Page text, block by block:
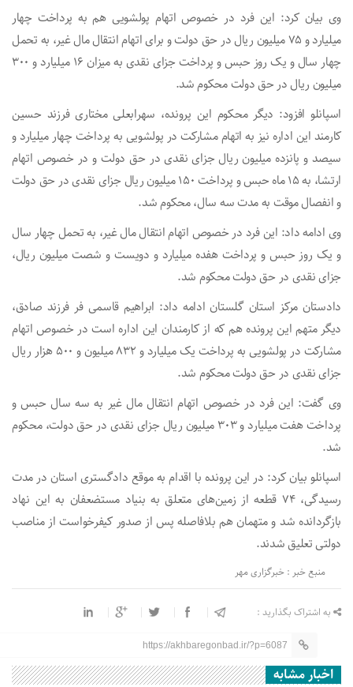
وی بیان کرد: این فرد در خصوص اتهام پولشویی هم به پرداخت چهار
میلیارد و ۷۵ میلیون ریال در حق دولت و برای اتهام انتقال مال غیر، به تحمل
چهار سال و یک روز حبس و پرداخت جزای نقدی به میزان ۱۶ میلیارد و ۳۰۰
میلیون ریال در حق دولت محکوم شد.
اسپانلو افزود: دیگر محکوم این پرونده، سهرابعلی مختاری فرزند حسین
کارمند این اداره نیز به اتهام مشارکت در پولشویی به پرداخت چهار میلیارد و
سیصد و پانزده میلیون ریال جزای نقدی در حق دولت و در خصوص اتهام
ارتشا، به ۱۵ ماه حبس و پرداخت ۱۵۰ میلیون ریال جزای نقدی در حق دولت
و انفصال موقت به مدت سه سال، محکوم شد.
وی ادامه داد: این فرد در خصوص اتهام انتقال مال غیر، به تحمل چهار سال
و یک روز حبس و پرداخت هفده میلیارد و دویست و شصت میلیون ریال،
جزای نقدی در حق دولت محکوم شد.
دادستان مرکز استان گلستان ادامه داد: ابراهیم قاسمی فر فرزند صادق،
دیگر متهم این پرونده هم که از کارمندان این اداره است در خصوص اتهام
مشارکت در پولشویی به پرداخت یک میلیارد و ۸۳۲ میلیون و ۵۰۰ هزار ریال
جزای نقدی در حق دولت محکوم شد.
وی گفت: این فرد در خصوص اتهام انتقال مال غیر به سه سال حبس و
پرداخت هفت میلیارد و ۳۰۳ میلیون ریال جزای نقدی در حق دولت، محکوم
شد.
اسپانلو بیان کرد: در این پرونده با اقدام به موقع دادگستری استان در مدت
رسیدگی، ۷۴ قطعه از زمین‌های متعلق به بنیاد مستضعفان به این نهاد
بازگردانده شد و متهمان هم بلافاصله پس از صدور کیفرخواست از مناصب
دولتی تعلیق شدند.
منبع خبر : خبرگزاری مهر
به اشتراک بگذارید :
https://akhbaregonbad.ir/?p=6087
اخبار مشابه